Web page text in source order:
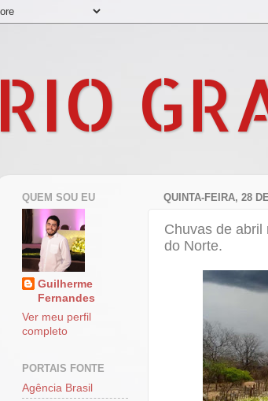
RIO
QUINTA-FEIRA, 28
Chuvas de abril
do Norte.
QUEM SOU EU
Guilherme
Fernandes
Ver meu perfil
completo
PORTAIS FONTE
Agência Brasil